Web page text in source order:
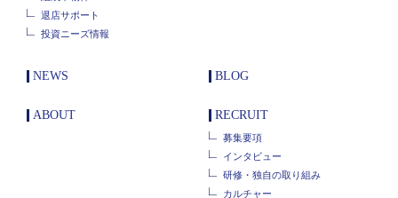
退店サポート
投資ニーズ情報
NEWS BLOG
ABOUT RECRUIT
募集要項
インタビュー
研修・独自の取り組み
カルチャー